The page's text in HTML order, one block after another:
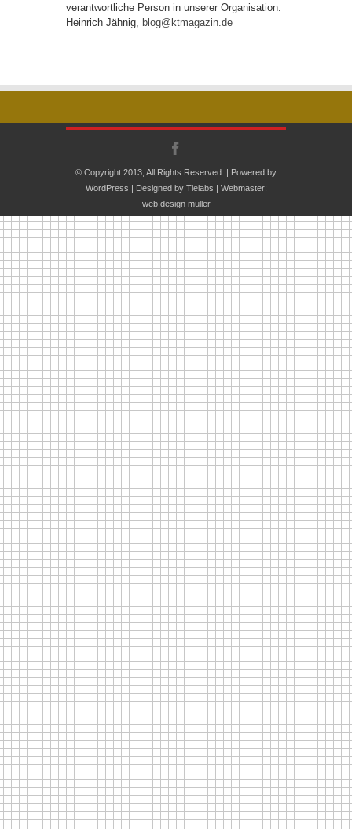
verantwortliche Person in unserer Organisation:
Heinrich Jähnig, blog@ktmagazin.de
© Copyright 2013, All Rights Reserved. | Powered by
WordPress | Designed by Tielabs | Webmaster:
web.design müller